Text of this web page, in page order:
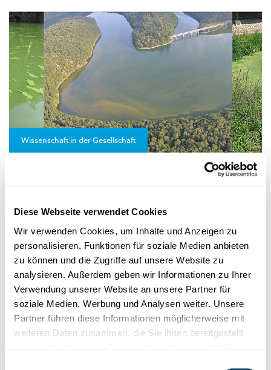
Diese Webseite verwendet Cookies
Wir verwenden Cookies, um Inhalte und Anzeigen zu
personalisieren, Funktionen für soziale Medien anbieten
zu können und die Zugriffe auf unsere Website zu
analysieren. Außerdem geben wir Informationen zu Ihrer
Verwendung unserer Website an unsere Partner für
soziale Medien, Werbung und Analysen weiter. Unsere
Partner führen diese Informationen möglicherweise mit
weiteren Daten zusammen, die Sie ihnen bereitgestellt
Wissenschaft in der Gesellschaft
LuxemburgWissenschaftlernam LIST helfen,Cyanobakterien
frühzeitig...
LIST